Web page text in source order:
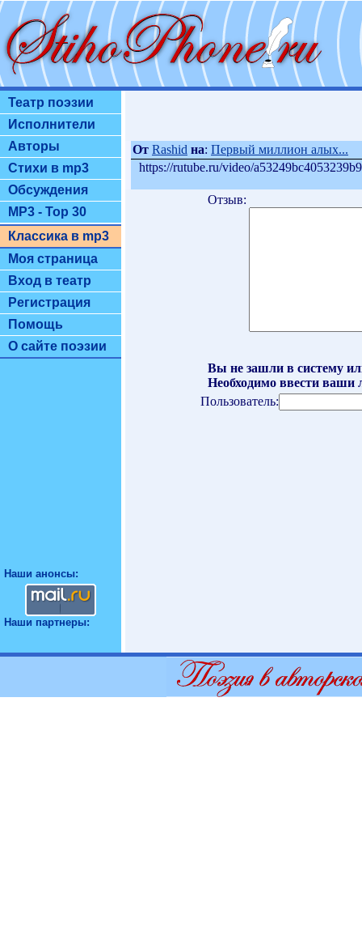
Театр поэзии
Исполнители
Авторы
Стихи в mp3
Обсуждения
MP3 - Top 30
Классика в mp3
Моя страница
Вход в театр
Регистрация
Помощь
О сайте поэзии
Наши анонсы:
Наши партнеры:
От Rashid на: Первый миллион алых...
https://rutube.ru/video/
Отзыв:
Вы не зашли в систему
Необходимо ввести ваши
Пользователь: